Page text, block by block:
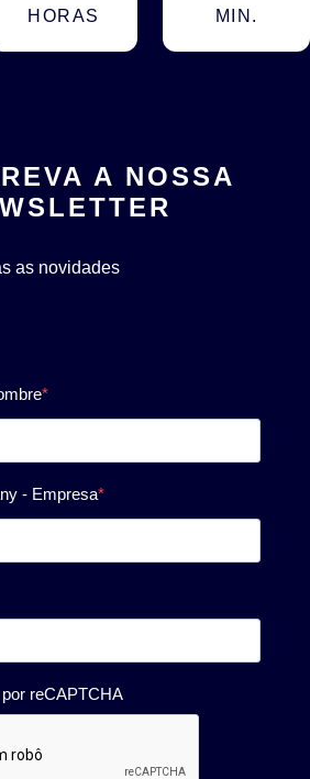
HORAS MIN.
A NOSSA
as novidades